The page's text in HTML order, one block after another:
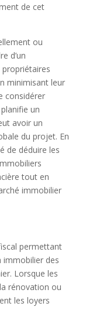
de cet
ou
d’un
minimisant leur
considérer
un
avoir un
du projet. En
de déduire les
tout en
immobilier
permettant
immobilier des
Lorsque les
rénovation ou
les loyers